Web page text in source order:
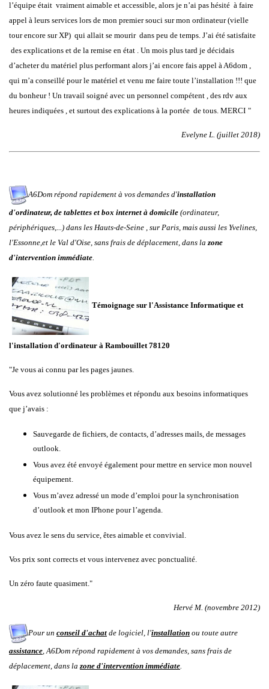
l’équipe était vraiment aimable et accessible, alors je n’ai pas hésité à faire
appel à leurs services lors de mon premier souci sur mon ordinateur (vielle
tour encore sur XP) qui allait se mourir dans peu de temps. J’ai été satisfaite
des explications et de la remise en état . Un mois plus tard je décidais
d’acheter du matériel plus performant alors j’ai encore fais appel à A6dom ,
qui m’a conseillé pour le matériel et venu me faire toute l’installation !!! que
du bonheur ! Un travail soigné avec un personnel compétent , des rdv aux
heures indiquées , et surtout des explications à la portée de tous. MERCI "
Evelyne L. (juillet 2018)
A6Dom répond rapidement à vos demandes d'installation
d'ordinateur, de tablettes et box internet à domicile (ordinateur,
périphériques,...) dans les Hauts-de-Seine , sur Paris, mais aussi les Yvelines,
l'Essonne,et le Val d'Oise, sans frais de déplacement, dans lazone
d'intervention immédiate.
Témoignage sur l'Assistance Informatique et
l'installation d'ordinateur à Rambouillet 78120
"Je vous ai connu par les pages jaunes.
Vous avez solutionné les problèmes et répondu aux besoins informatiques
que j’avais :
Sauvegarde de fichiers, de contacts, d’adresses mails, de messages
outlook.
Vous avez été envoyé également pour mettre en service mon nouvel
équipement.
Vous m’avez adressé un mode d’emploi pour la synchronisation
d’outlook et mon IPhone pour l’agenda.
Vous avez le sens du service, êtes aimable et convivial.
Vos prix sont corrects et vous intervenez avec ponctualité.
Un zéro faute quasiment."
Hervé M. (novembre 2012)
Pour un conseil d'achat de logiciel, l'installation ou toute autre
assistance, A6Dom répond rapidement à vos demandes, sans frais de
déplacement, dans lazone d'intervention immédiate.